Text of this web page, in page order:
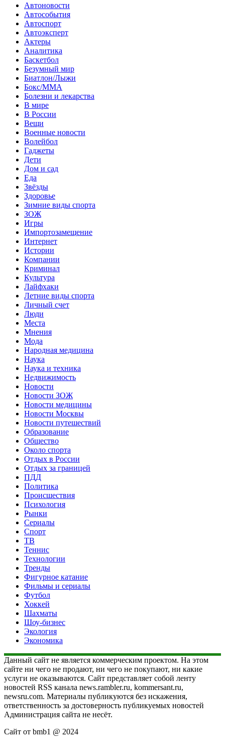
Автоновости
Автособытия
Автоспорт
Автоэксперт
Актеры
Аналитика
Баскетбол
Безумный мир
Биатлон/Лыжи
Бокс/MMA
Болезни и лекарства
В мире
В России
Вещи
Военные новости
Волейбол
Гаджеты
Дети
Дом и сад
Еда
Звёзды
Здоровье
Зимние виды спорта
ЗОЖ
Игры
Импортозамещение
Интернет
Истории
Компании
Криминал
Культура
Лайфхаки
Летние виды спорта
Личный счет
Люди
Места
Мнения
Мода
Народная медицина
Наука
Наука и техника
Недвижимость
Новости
Новости ЗОЖ
Новости медицины
Новости Москвы
Новости путешествий
Образование
Общество
Около спорта
Отдых в России
Отдых за границей
ПДД
Политика
Происшествия
Психология
Рынки
Сериалы
Спорт
ТВ
Теннис
Технологии
Тренды
Фигурное катание
Фильмы и сериалы
Футбол
Хоккей
Шахматы
Шоу-бизнес
Экология
Экономика
Данный сайт не является коммерческим проектом. На этом
сайте ни чего не продают, ни чего не покупают, ни какие
услуги не оказываются. Сайт представляет собой ленту
новостей RSS канала news.rambler.ru, kommersant.ru,
newsru.com. Материалы публикуются без искажения,
ответственность за достоверность публикуемых новостей
Администрация сайта не несёт.
Сайт от bmb1 @ 2024